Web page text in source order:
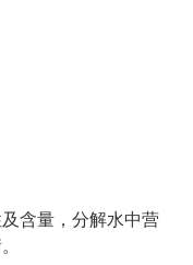
含量，分解水中营